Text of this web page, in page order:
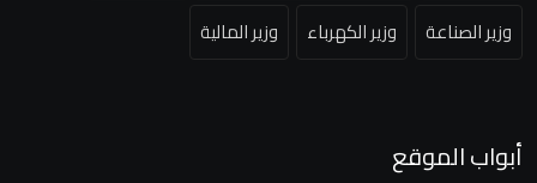
وزير الصناعة
وزير الكهرباء وزير المالية
أبواب الموقع